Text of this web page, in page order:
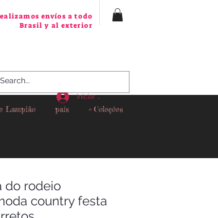
envíos a todo
Brasil y al exterior
Lampião país + Coleções
Iniciar sesión
do rodeio
country festa